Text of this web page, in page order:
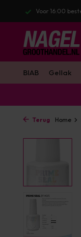
werkdag verstuurd
BIAB Gellak
Terug Home